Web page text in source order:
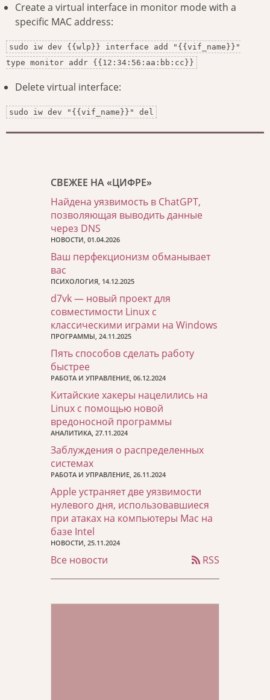
Create a virtual interface in monitor mode with a
specific MAC address:
sudo iw dev {{wlp}} interface add "{{vif_name}}"
type monitor addr {{12:34:56:aa:bb:cc}}
Delete virtual interface:
sudo iw dev "{{vif_name}}" del
СВЕЖЕЕ НА «ЦИФРЕ»
Найдена уязвимость в ChatGPT,
позволяющая выводить данные
через DNS
НОВОСТИ, 01.04.2026
Ваш перфекционизм обманывает
вас
ПСИХОЛОГИЯ, 14.12.2025
d7vk — новый проект для
совместимости Linux с
классическими играми на Windows
ПРОГРАММЫ, 24.11.2025
Пять способов сделать работу
быстрее
РАБОТА И УПРАВЛЕНИЕ, 06.12.2024
Китайские хакеры нацелились на
Linux с помощью новой
вредоносной программы
АНАЛИТИКА, 27.11.2024
Заблуждения о распределенных
системах
РАБОТА И УПРАВЛЕНИЕ, 26.11.2024
Apple устраняет две уязвимости
нулевого дня, использовавшиеся
при атаках на компьютеры Mac на
базе Intel
НОВОСТИ, 25.11.2024
Все новости RSS